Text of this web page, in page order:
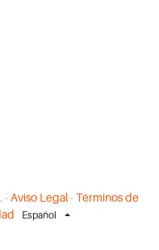
- Aviso Legal -Términos de
Español